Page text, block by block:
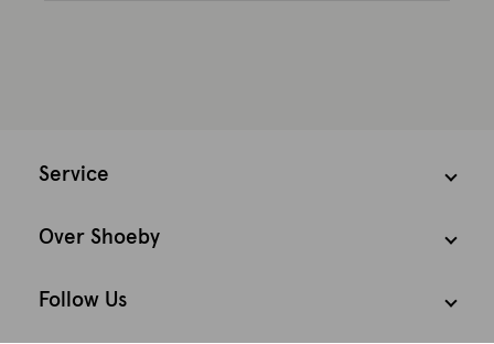
Service
Over Shoeby
Follow Us